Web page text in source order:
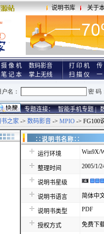
说明书库 关于
摄 像 机
数码影音
笔 记 本 掌上无线
打 印 机 传
扫 描 仪
一
专题连接： 智能手机专题 |
之家 -> 数码影音 -> MPIO -> FG100
∷说明书名称∷
运行环境 Win9X/
整理时间 2005/1/
说明书星级
说明书语言 简体中
说明书类型 PDF
授权方式 免费下